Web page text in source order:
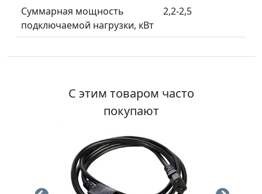
Суммарная мощность
подключаемой нагрузки, кВт
2,2-2,5
С этим товаром часто
покупают